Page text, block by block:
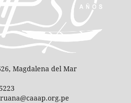
Magdalena del Mar